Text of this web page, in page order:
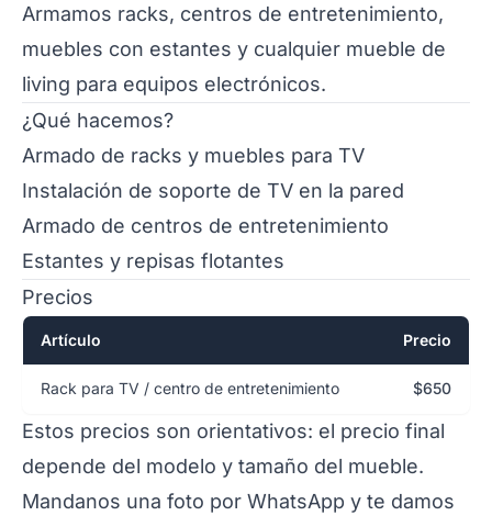
Armamos racks, centros de entretenimiento,
muebles con estantes y cualquier mueble de
living para equipos electrónicos.
¿Qué hacemos?
Armado de racks y muebles para TV
Instalación de soporte de TV en la pared
Armado de centros de entretenimiento
Estantes y repisas flotantes
Precios
Artículo Precio
Rack para TV / centro de entretenimiento $650
Estos precios son orientativos: el precio final
depende del modelo y tamaño del mueble.
Mandanos una foto por WhatsApp y te damos